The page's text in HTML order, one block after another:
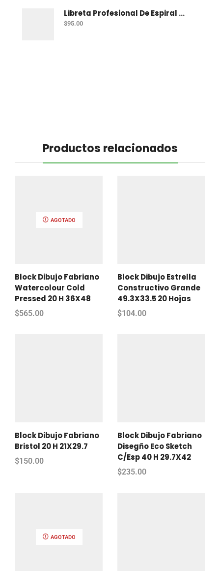
Libreta Profesional De Espiral Printaform Arcoiris Pastel 100 H Ry
$95.00
Productos relacionados
AGOTADO
Block Dibujo Fabriano
Watercolour Cold
Pressed 20 H 36X48
$565.00
Block Dibujo Estrella
Constructivo Grande
49.3X33.5 20 Hojas
$104.00
Block Dibujo Fabriano
Bristol 20 H 21X29.7
$150.00
Block Dibujo Fabriano
Disegño Eco Sketch
C/Esp 40 H 29.7X42
$235.00
AGOTADO